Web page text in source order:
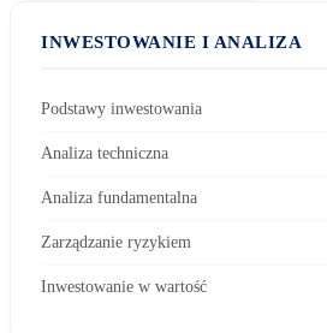
INWESTOWANIE I ANALIZA
Podstawy inwestowania
Analiza techniczna
Analiza fundamentalna
Zarządzanie ryzykiem
Inwestowanie w wartość